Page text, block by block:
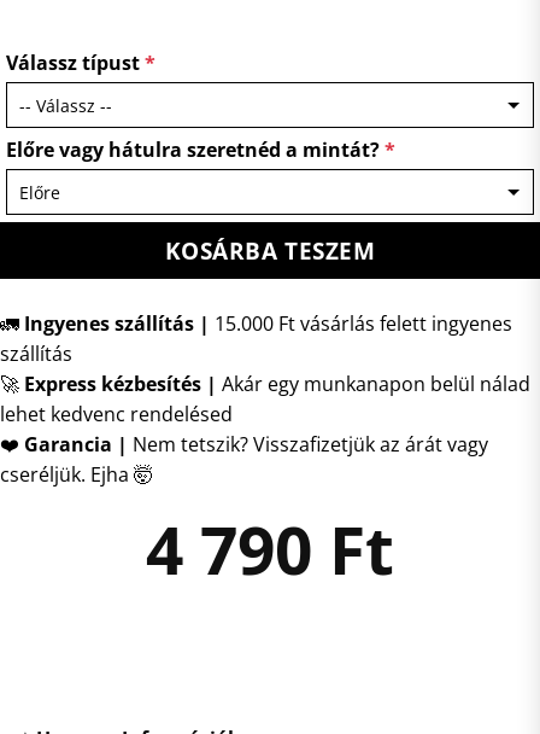
Válassz típust*
Előre vagy hátulra szeretnéd a mintát?*
KOSÁRBA TESZEM
🚛 Ingyenes szállítás | 15.000 Ft vásárlás felett ingyenes
szállítás
🚀 Express kézbesítés | Akár egy munkanapon belül nálad
lehet kedvenc rendelésed
❤️ Garancia | Nem tetszik? Visszafizetjük az árát vagy
cseréljük. Ejha 🤯
4 790 Ft